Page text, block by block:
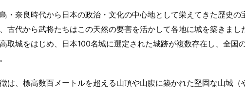
・奈良時代から日本の政治・文化の中心地として栄えてきた歴史
古代から武将たちはこの天然の要害を活かして各地に城を築きま
取城をはじめ、日本100名城に選定された城跡が複数存在し、全国
は、標高数百メートルを超える山頂や山腹に築かれた堅固な山城（